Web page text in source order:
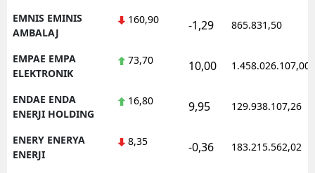
EMNIS EMINIS
AMBALAJ
160,90 -1,29 865.831,50
EMPAE EMPA
ELEKTRONIK
73,70 10,00 1.458.026.107,00
ENDAE ENDA
ENERJI HOLDING
16,80 9,95 129.938.107,26
ENERY ENERYA
ENERJI
8,35 -0,36 183.215.562,02